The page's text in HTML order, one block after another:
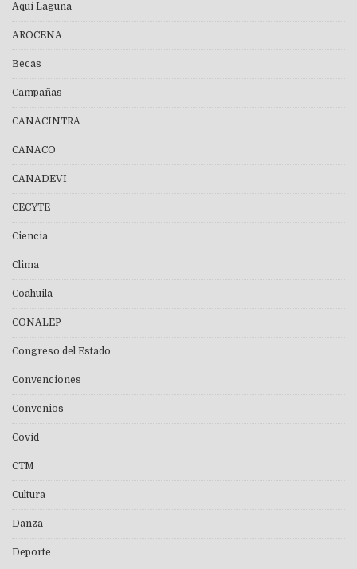
Aquí Laguna
AROCENA
Becas
Campañas
CANACINTRA
CANACO
CANADEVI
CECYTE
Ciencia
Clima
Coahuila
CONALEP
Congreso del Estado
Convenciones
Convenios
Covid
CTM
Cultura
Danza
Deporte